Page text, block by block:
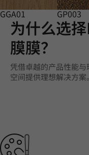
GGA01 GP003
为什么选
膜膜？
凭借卓越的产品性能
空间提供理想解决方案。